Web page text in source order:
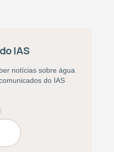
IAS
notícias sobre água
do IAS